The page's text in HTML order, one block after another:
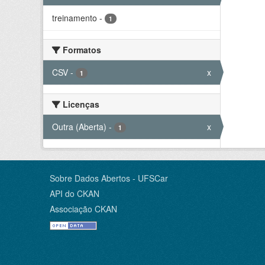
treinamento - 1
Formatos
CSV - 1 x
Licenças
Outra (Aberta) - 1 x
Sobre Dados Abertos - UFSCar
API do CKAN
Associação CKAN